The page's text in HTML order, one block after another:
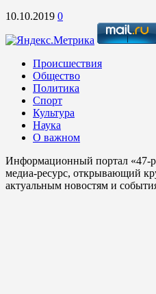
10.10.2019 0
Происшествия
Общество
Политика
Спорт
Культура
Наука
О важном
Информационный портал «47-
медиа-ресурс, открывающий
актуальным новостям и